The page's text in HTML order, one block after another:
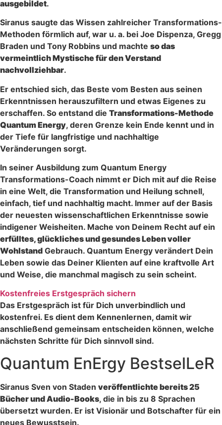
ausgebildet.
Siranus saugte das Wissen zahlreicher Transformations-
Methoden förmlich auf, war u. a. bei Joe Dispenza, Gregg
Braden und Tony Robbins und machte so das
vermeintlich Mystische für den Verstand
nachvollziehbar.
Er entschied sich, das Beste vom Besten aus seinen
Erkenntnissen herauszufiltern und etwas Eigenes zu
erschaffen. So entstand die Transformations-Methode
Quantum Energy, deren Grenze kein Ende kennt und in
der Tiefe für langfristige und nachhaltige
Veränderungen sorgt.
In seiner Ausbildung zum Quantum Energy
Transformations-Coach nimmt er Dich mit auf die Reise
in eine Welt, die Transformation und Heilung schnell,
einfach, tief und nachhaltig macht. Immer auf der Basis
der neuesten wissenschaftlichen Erkenntnisse sowie
indigener Weisheiten. Mache von Deinem Recht auf ein
erfülltes, glückliches und gesundes Leben voller
Wohlstand Gebrauch. Quantum Energy verändert Dein
Leben sowie das Deiner Klienten auf eine kraftvolle Art
und Weise, die manchmal magisch zu sein scheint.
Kostenfreies Erstgespräch sichern
Das Erstgespräch ist für Dich unverbindlich und
kostenfrei. Es dient dem Kennenlernen, damit wir
anschließend gemeinsam entscheiden können, welche
nächsten Schritte für Dich sinnvoll sind.
Quantum EnErgy BestselLeR
Siranus Sven von Staden veröffentlichte bereits 25
Bücher und Audio-Books, die in bis zu 8 Sprachen
übersetzt wurden. Er ist Visionär und Botschafter für ein
neues Bewusstsein.